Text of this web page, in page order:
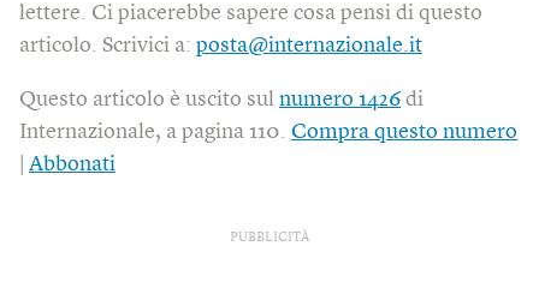
lettere. Ci piacerebbe sapere cosa pensi di questo
articolo. Scrivici a: posta@internazionale.it
Questo articolo è uscito sul numero 1426 di
Internazionale, a pagina 110. Compra questo numero
Abbonati
PUBBLICITÀ